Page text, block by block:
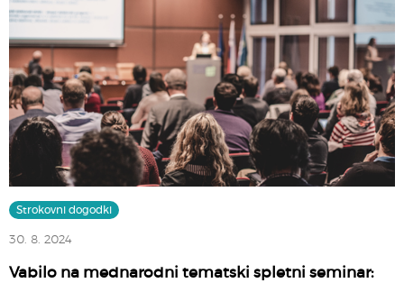
Strokovni dogodki
30. 8. 2024
Vabilo na mednarodni tematski spletni seminar: